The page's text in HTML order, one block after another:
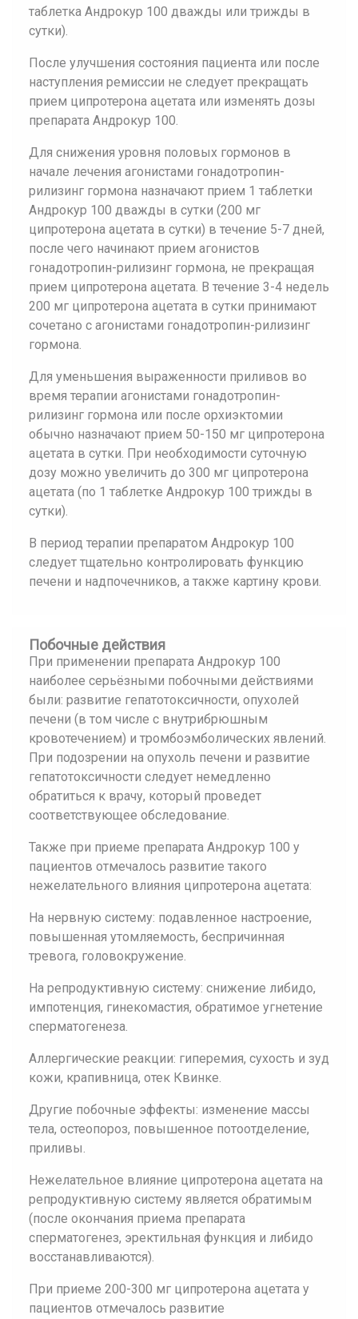
таблетка Андрокур 100 дважды или трижды в
сутки).
После улучшения состояния пациента или после
наступления ремиссии не следует прекращать
прием ципротерона ацетата или изменять дозы
препарата Андрокур 100.
Для снижения уровня половых гормонов в
начале лечения агонистами гонадотропин-
рилизинг гормона назначают прием 1 таблетки
Андрокур 100 дважды в сутки (200 мг
ципротерона ацетата в сутки) в течение 5-7 дней,
после чего начинают прием агонистов
гонадотропин-рилизинг гормона, не прекращая
прием ципротерона ацетата. В течение 3-4 недель
200 мг ципротерона ацетата в сутки принимают
сочетано с агонистами гонадотропин-рилизинг
гормона.
Для уменьшения выраженности приливов во
время терапии агонистами гонадотропин-
рилизинг гормона или после орхиэктомии
обычно назначают прием 50-150 мг ципротерона
ацетата в сутки. При необходимости суточную
дозу можно увеличить до 300 мг ципротерона
ацетата (по 1 таблетке Андрокур 100 трижды в
сутки).
В период терапии препаратом Андрокур 100
следует тщательно контролировать функцию
печени и надпочечников, а также картину крови.
Побочные действия
При применении препарата Андрокур 100
наиболее серьёзными побочными действиями
были: развитие гепатотоксичности, опухолей
печени (в том числе с внутрибрюшным
кровотечением) и тромбоэмболических явлений.
При подозрении на опухоль печени и развитие
гепатотоксичности следует немедленно
обратиться к врачу, который проведет
соответствующее обследование.
Также при приеме препарата Андрокур 100 у
пациентов отмечалось развитие такого
нежелательного влияния ципротерона ацетата:
На нервную систему: подавленное настроение,
повышенная утомляемость, беспричинная
тревога, головокружение.
На репродуктивную систему: снижение либидо,
импотенция, гинекомастия, обратимое угнетение
сперматогенеза.
Аллергические реакции: гиперемия, сухость и зуд
кожи, крапивница, отек Квинке.
Другие побочные эффекты: изменение массы
тела, остеопороз, повышенное потоотделение,
приливы.
Нежелательное влияние ципротерона ацетата на
репродуктивную систему является обратимым
(после окончания приема препарата
сперматогенез, эректильная функция и либидо
восстанавливаются).
При приеме 200-300 мг ципротерона ацетата у
пациентов отмечалось развитие